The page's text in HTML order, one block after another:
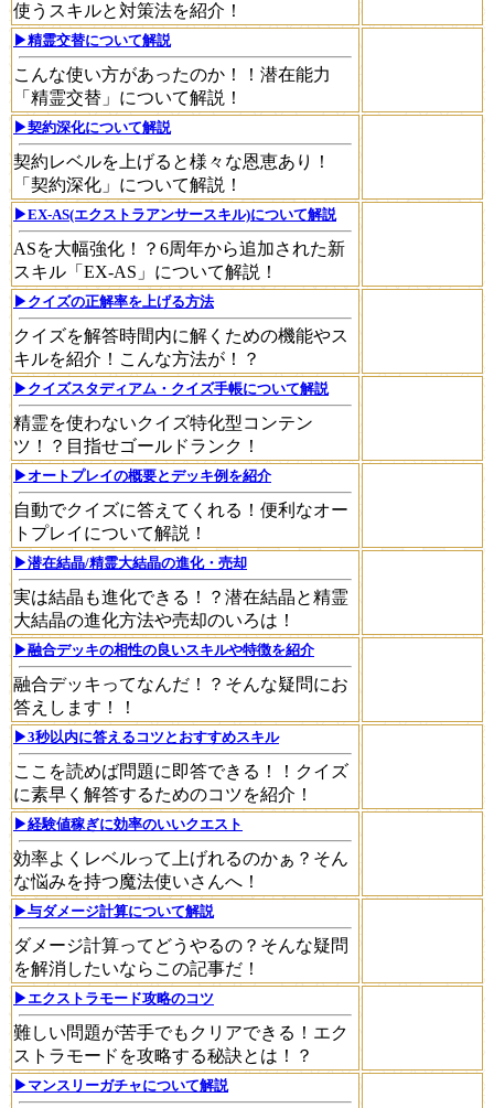
使うスキルと対策法を紹介！
▶精霊交替について解説
こんな使い方があったのか！！潜在能力
「精霊交替」について解説！
▶契約深化について解説
契約レベルを上げると様々な恩恵あり！
「契約深化」について解説！
▶EX-AS(エクストラアンサースキル)について解説
ASを大幅強化！？6周年から追加された新
スキル「EX-AS」について解説！
▶クイズの正解率を上げる方法
クイズを解答時間内に解くための機能やス
キルを紹介！こんな方法が！？
▶クイズスタディアム・クイズ手帳について解説
精霊を使わないクイズ特化型コンテン
ツ！？目指せゴールドランク！
▶オートプレイの概要とデッキ例を紹介
自動でクイズに答えてくれる！便利なオー
トプレイについて解説！
▶潜在結晶/精霊大結晶の進化・売却
実は結晶も進化できる！？潜在結晶と精霊
大結晶の進化方法や売却のいろは！
▶融合デッキの相性の良いスキルや特徴を紹介
融合デッキってなんだ！？そんな疑問にお
答えします！！
▶3秒以内に答えるコツとおすすめスキル
ここを読めば問題に即答できる！！クイズ
に素早く解答するためのコツを紹介！
▶経験値稼ぎに効率のいいクエスト
効率よくレベルって上げれるのかぁ？そん
な悩みを持つ魔法使いさんへ！
▶与ダメージ計算について解説
ダメージ計算ってどうやるの？そんな疑問
を解消したいならこの記事だ！
▶エクストラモード攻略のコツ
難しい問題が苦手でもクリアできる！エク
ストラモードを攻略する秘訣とは！？
▶マンスリーガチャについて解説